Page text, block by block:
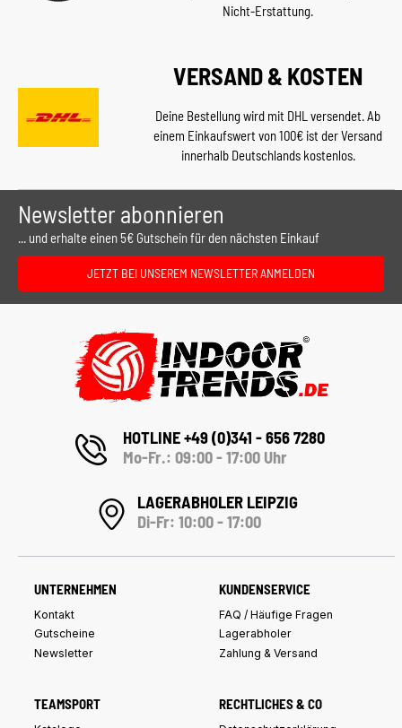
Nicht-Erstattung.
VERSAND & KOSTEN
Deine Bestellung wird mit DHL versendet. Ab
einem Einkaufswert von 100€ ist der Versand
innerhalb Deutschlands kostenlos.
Newsletter abonnieren
... und erhalte einen 5€ Gutschein für den nächsten Einkauf
JETZT BEI UNSEREM NEWSLETTER ANMELDEN
HOTLINE +49 (0)341 - 656 7280
Mo-Fr.: 09:00 - 17:00 Uhr
LAGERABHOLER LEIPZIG
Di-Fr: 10:00 - 17:00
UNTERNEHMEN
Kontakt
Gutscheine
Newsletter
KUNDENSERVICE
FAQ / Häufige Fragen
Lagerabholer
Zahlung & Versand
TEAMSPORT RECHTLICHES & CO